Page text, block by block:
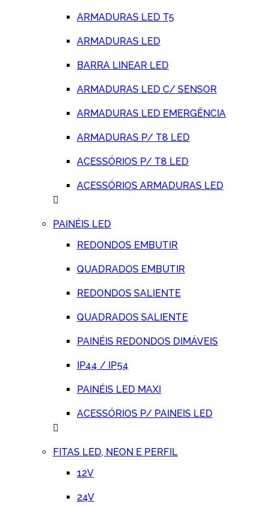
ARMADURAS LED T5
ARMADURAS LED
BARRA LINEAR LED
ARMADURAS LED C/ SENSOR
ARMADURAS LED EMERGÊNCIA
ARMADURAS P/ T8 LED
ACESSÓRIOS P/ T8 LED
ACESSÓRIOS ARMADURAS LED
PAINÉIS LED
REDONDOS EMBUTIR
QUADRADOS EMBUTIR
REDONDOS SALIENTE
QUADRADOS SALIENTE
PAINÉIS REDONDOS DIMÁVEIS
IP44 / IP54
PAINÉIS LED MAXI
ACESSÓRIOS P/ PAINEIS LED
FITAS LED, NEON E PERFIL
12V
24V